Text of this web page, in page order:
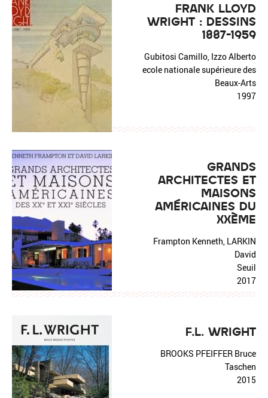
Réinitialiser Fermer la recherche avancée
FRANK LLOYD
WRIGHT : DESSINS
1887-1959
Gubitosi Camillo, Izzo Alberto
ecole nationale supérieure des
Beaux-Arts
1997
GRANDS
ARCHITECTES ET
MAISONS
AMÉRICAINES DU
XXÈME
Frampton Kenneth, LARKIN
David
Seuil
2017
F.L. WRIGHT
BROOKS PFEIFFER Bruce
Taschen
2015